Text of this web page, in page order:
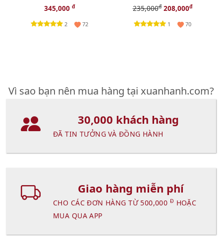
hồi da chuyên sâu, 15ml
345,000 đ
2 72
giảm xỉn màu da - 50ml
235,000đ208,000đ
1 70
Vì sao bạn nên mua hàng tại xuanhanh.com?
30,000 khách hàng
ĐÃ TIN TƯỞNG VÀ ĐỒNG HÀNH
Giao hàng miễn phí
CHO CÁC ĐƠN HÀNG TỪ 500,000 Đ HOẶC
MUA QUA APP